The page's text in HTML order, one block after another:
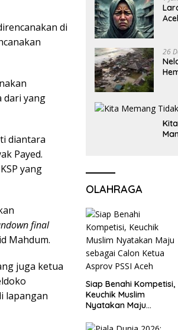
di
dari yang
diantara
Payed.
yang
final
Mahdum.
juga ketua
lapangan
26
OLAHRAGA
Siap Benahi Kompetisi,
Keuchik Muslim
Nyatakan Maju
Asprov PSSI Aceh